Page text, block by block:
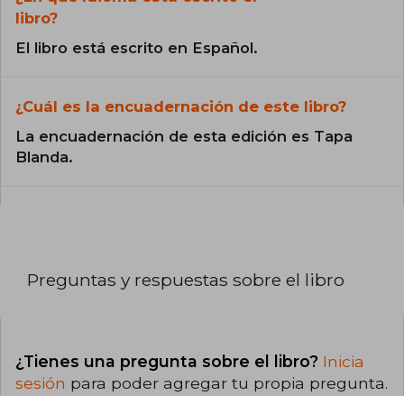
libro?
El libro está escrito en Español.
¿Cuál es la encuadernación de este libro?
La encuadernación de esta edición es Tapa
Blanda.
Preguntas y respuestas sobre el libro
¿Tienes una pregunta sobre el libro? Inicia
sesión para poder agregar tu propia pregunta.